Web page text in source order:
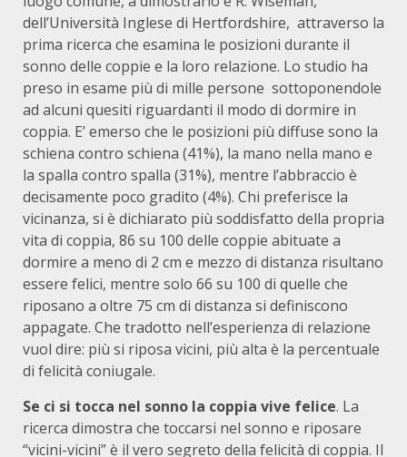
dell’Università Inglese di Hertfordshire, attraverso la
prima ricerca che esamina le posizioni durante il
sonno delle coppie e la loro relazione. Lo studio ha
preso in esame più di mille persone sottoponendole
ad alcuni quesiti riguardanti il modo di dormire in
coppia. E’ emerso che le posizioni più diffuse sono la
schiena contro schiena (41%), la mano nella mano e
la spalla contro spalla (31%), mentre l’abbraccio è
decisamente poco gradito (4%). Chi preferisce la
vicinanza, si è dichiarato più soddisfatto della propria
vita di coppia, 86 su 100 delle coppie abituate a
dormire a meno di 2 cm e mezzo di distanza risultano
essere felici, mentre solo 66 su 100 di quelle che
riposano a oltre 75 cm di distanza si definiscono
appagate. Che tradotto nell’esperienza di relazione
vuol dire: più si riposa vicini, più alta è la percentuale
di felicità coniugale.
Se ci si tocca nel sonno la coppia vive felice. La
ricerca dimostra che toccarsi nel sonno e riposare
“vicini-vicini” è il vero segreto della felicità di coppia. Il